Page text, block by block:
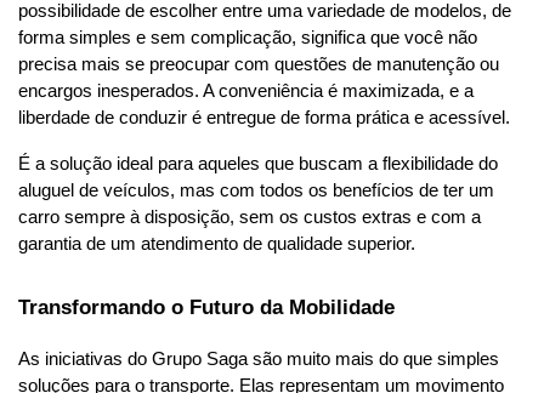
possibilidade de escolher entre uma variedade de modelos, de
forma simples e sem complicação, significa que você não
precisa mais se preocupar com questões de manutenção ou
encargos inesperados. A conveniência é maximizada, e a
liberdade de conduzir é entregue de forma prática e acessível.
É a solução ideal para aqueles que buscam a flexibilidade do
aluguel de veículos, mas com todos os benefícios de ter um
carro sempre à disposição, sem os custos extras e com a
garantia de um atendimento de qualidade superior.
Transformando o Futuro da Mobilidade
As iniciativas do Grupo Saga são muito mais do que simples
soluções para o transporte. Elas representam um movimento